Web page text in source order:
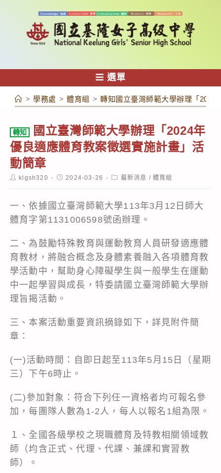
容
選單
> 學務處 > 體育組 > 轉知國立臺灣師範大學辦理「2024
轉知
國立臺灣師範大學辦理「2024年
優良適應體育教案徵選實施計畫」活
動簡章
Postklgsh320
Post2024-03-26
Post最新消息 / 體育組
一、依據國立臺灣師範大學113年3月12日師大
體育字第1131006598號函辦理。
二、為鼓勵特殊教育與運動教育人員研發適應體
育教材，將融合概念及身體素養融入各項體育教
學活動中，幫助身心障礙學生與一般學生在運動
中一起學習與成長，特委請國立臺灣師範大學辦
理旨揭活動。
三、本案活動重要資訊摘錄如下，詳見附件簡
章：
(一)活動時間：自即日起至113年5月15日（星期
三）下午6時止。
(二)參加對象：符合下列任一資格者均可報名參
加，每團隊人數為1-2人，每人以報名1組為限。
１、全國各級學校之現職體育及特教相關領域教
師（均含正式、代理、代課、兼課和實習教
師）。